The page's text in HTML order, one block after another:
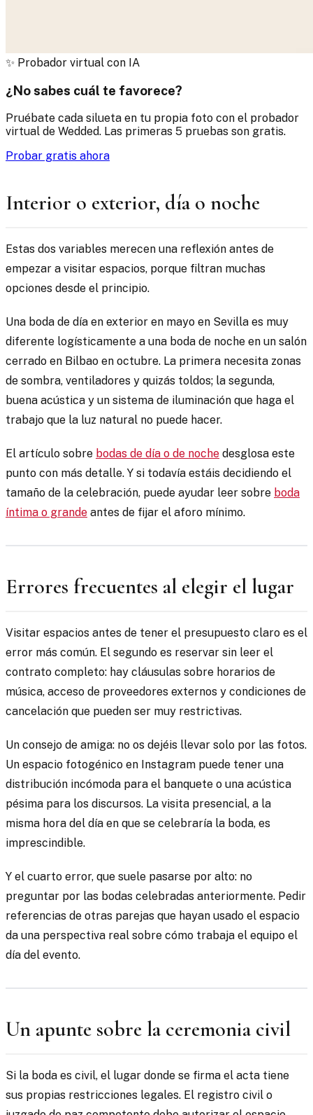
✨ Probador virtual con IA
¿No sabes cuál te favorece?
Pruébate cada silueta en tu propia foto con el probador
virtual de Wedded. Las primeras 5 pruebas son gratis.
Probar gratis ahora
Interior o exterior, día o noche
Estas dos variables merecen una reflexión antes de
empezar a visitar espacios, porque filtran muchas
opciones desde el principio.
Una boda de día en exterior en mayo en Sevilla es muy
diferente logísticamente a una boda de noche en un salón
cerrado en Bilbao en octubre. La primera necesita zonas
de sombra, ventiladores y quizás toldos; la segunda,
buena acústica y un sistema de iluminación que haga el
trabajo que la luz natural no puede hacer.
El artículo sobre bodas de día o de noche desglosa este
punto con más detalle. Y si todavía estáis decidiendo el
tamaño de la celebración, puede ayudar leer sobre boda
íntima o grande antes de fijar el aforo mínimo.
Errores frecuentes al elegir el lugar
Visitar espacios antes de tener el presupuesto claro es el
error más común. El segundo es reservar sin leer el
contrato completo: hay cláusulas sobre horarios de
música, acceso de proveedores externos y condiciones de
cancelación que pueden ser muy restrictivas.
Un consejo de amiga: no os dejéis llevar solo por las fotos.
Un espacio fotogénico en Instagram puede tener una
distribución incómoda para el banquete o una acústica
pésima para los discursos. La visita presencial, a la
misma hora del día en que se celebraría la boda, es
imprescindible.
Y el cuarto error, que suele pasarse por alto: no
preguntar por las bodas celebradas anteriormente. Pedir
referencias de otras parejas que hayan usado el espacio
da una perspectiva real sobre cómo trabaja el equipo el
día del evento.
Un apunte sobre la ceremonia civil
Si la boda es civil, el lugar donde se firma el acta tiene
sus propias restricciones legales. El registro civil o